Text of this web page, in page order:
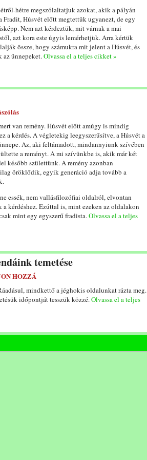
hétre megszólaltatjuk azokat, akik a pályán
Fradit, Húsvét előtt megtettük ugyanezt, de egy
Nem azt kérdeztük, mit várnak a mai
azt kora este úgyis lemérhetjük. Arra kértük
össze, hogy számukra mit jelent a Húsvét, és
ünnepeket.Olvassa el a teljes cikket »
van remény. Húsvét előtt amúgy is mindig
a kérdés. A végletekig leegyszerűsítve, a Húsvét a
Az, aki feltámadott, mindannyiunk szívében
a reményt. A mi szívünkbe is, akik már két
később születtünk. A remény azonban
öröklődik, egyik generáció adja tovább a
essék, nem vallásfilozófiai oldalról, elvontan
kérdéshez. Ezúttal is, mint ezeken az oldalakon
mint egy egyszerű fradista.Olvassa el a teljes
temetése
HOZZÁ
mindkettő a jéghokis oldalunkat rázta meg.
időpontját tesszük közzé.Olvassa el a teljes